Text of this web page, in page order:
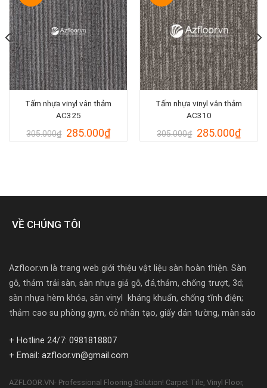
Tấm nhựa vinyl vân thảm
AC325
305.000₫ Giá
285.000₫Giá
Tấm nhựa vinyl vân thảm
AC310
305.000₫ Giá
285.000₫Giá
VỀ CHÚNG TÔI
Azfloor.vn là trang web giới thiệu vật liệu sàn hoàn thiện. Sàn
gỗ, thảm trải sàn, sàn nhựa giả gỗ, đá,thảm, chống trượt, 3d;
sàn nhựa hèm khóa, sàn vinyl kháng khuẩn, chống tĩnh điện;
thảm cao su phòng gym, cỏ nhân tạo, giấy dán tường, màn sáo
+ Hotline 24/7: 0981818807
+ Email: azfloor.vn@gmail.com
AZFLOOR.VN- Professional Flooring Solution! Carpet Tile, Vinyl Floor,